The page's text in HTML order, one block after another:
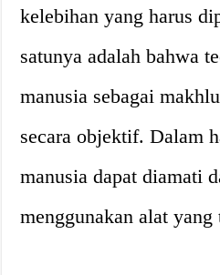
kelebihan yang harus
satunya adalah bahwa
manusia sebagai
secara objektif. Dalam
manusia dapat diamati
menggunakan alat yang